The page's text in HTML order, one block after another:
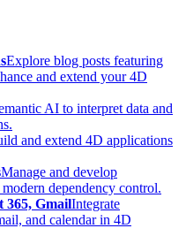
Explore blog posts featuring
and extend your 4D
AI to interpret data and
and extend 4D applications
Manage and develop
dependency control.
365, GmailIntegrate
and calendar in 4D